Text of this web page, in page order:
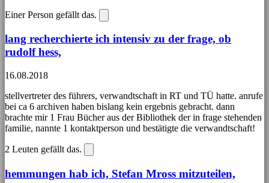
Einer Person gefällt das.
lang recherchierte ich intensiv zu der frage, ob
rudolf hess,
16.08.2018
stellvertreter des führers, verwandtschaft in RT und TÜ hatte. anrufe
bei ca 6 archiven haben bislang kein ergebnis gebracht. dann
brachte mir 1 Frau Bücher aus der Bibliothek der in frage stehenden
familie, nannte 1 kontaktperson und bestätigte die verwandtschaft!
2 Leuten gefällt das.
hemmungen hab ich, Stefan Mross mitzuteilen,